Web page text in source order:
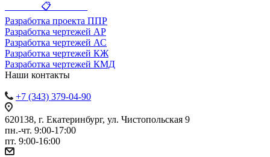
_______ 📋 _______
Разработка проекта ППР
Разработка чертежей АР
Разработка чертежей АС
Разработка чертежей КЖ
Разработка чертежей КМД
Наши контакты
+7 (343) 379-04-90
620138, г. Екатеринбург, ул. Чистопольская 9
пн.-чт. 9:00-17:00
пт. 9:00-16:00